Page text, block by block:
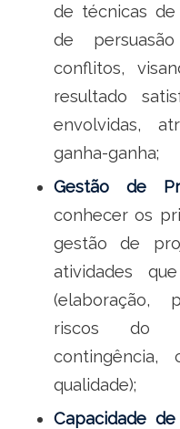
de técnicas de
de
conflitos,
resultado
envolvidas,
ganha-ganha;
Gestão de
conhecer os
gestão de
atividades
(elaboração,
riscos do
contingência,
qualidade);
Capacidade